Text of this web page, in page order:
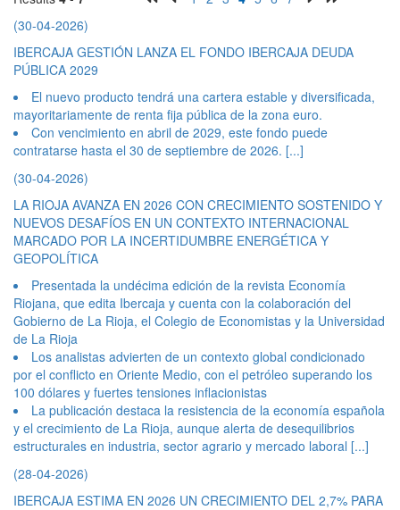
(30-04-2026)
IBERCAJA GESTIÓN LANZA EL FONDO IBERCAJA DEUDA
PÚBLICA 2029
El nuevo producto tendrá una cartera estable y diversificada,
mayoritariamente de renta fija pública de la zona euro.
Con vencimiento en abril de 2029, este fondo puede
contratarse hasta el 30 de septiembre de 2026. [...]
(30-04-2026)
LA RIOJA AVANZA EN 2026 CON CRECIMIENTO SOSTENIDO Y
NUEVOS DESAFÍOS EN UN CONTEXTO INTERNACIONAL
MARCADO POR LA INCERTIDUMBRE ENERGÉTICA Y
GEOPOLÍTICA
Presentada la undécima edición de la revista Economía
Riojana, que edita Ibercaja y cuenta con la colaboración del
Gobierno de La Rioja, el Colegio de Economistas y la Universidad
de La Rioja
Los analistas advierten de un contexto global condicionado
por el conflicto en Oriente Medio, con el petróleo superando los
100 dólares y fuertes tensiones inflacionistas
La publicación destaca la resistencia de la economía española
y el crecimiento de La Rioja, aunque alerta de desequilibrios
estructurales en industria, sector agrario y mercado laboral [...]
(28-04-2026)
IBERCAJA ESTIMA EN 2026 UN CRECIMIENTO DEL 2,7% PARA